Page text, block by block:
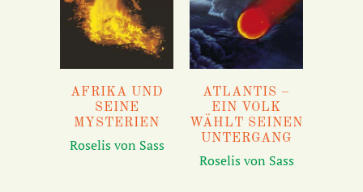
AFRIKA UND
SEINE
MYSTERIEN
Roselis von Sass
ATLANTIS –
EIN VOLK
WÄHLT SEINEN
UNTERGANG
Roselis von Sass